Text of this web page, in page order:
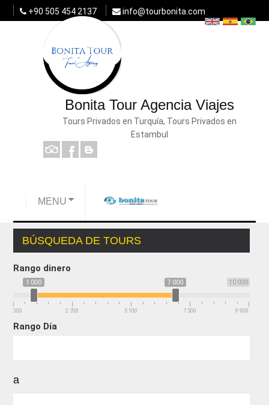
+90 505 454 2137 info@tourbonita.com
Bonita Tour Agencia Viajes
Tours Privados en Turquía, Tours Privados en
Estambul
MENU
BÚSQUEDA DE TOURS
Rango dinero
10 000
1 000 7 000
300 2 700 5 100 7 500 9 900
Rango Día
a